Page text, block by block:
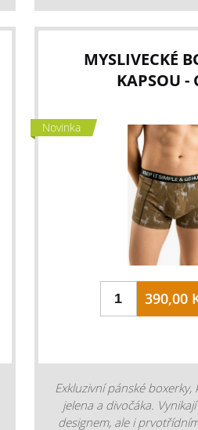
(nákrčník) je ideálním
Každý kus má více než 7
šátek, čepice, pirátská
a obvod bez napnutí 44
camo vzor: listy
COOLMAX Fresh, 36 %
Elastan Vyrobeno
MYSLIVECKÉ
KAPSOU -
Novinka
390,00
Exkluzivní pánské
jelena a divočáka.
designem, ale i